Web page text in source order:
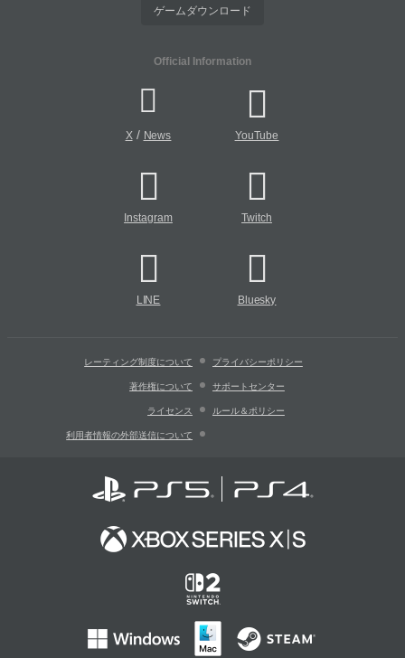
ゲームダウンロード
Official Information
X/ News YouTube
Instagram Twitch
LINE Bluesky
レーティング制度について プライバシーポリシー
著作権について サポートセンター
ライセンス ルール＆ポリシー
利用者情報の外部送信について